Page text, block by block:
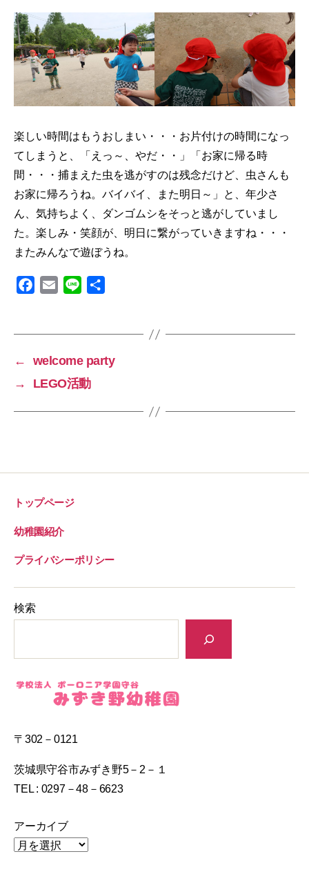
楽しい時間はもうおしまい・・・お片付けの時間になっ
てしまうと、「えっ～、やだ・・」「お家に帰る時
間・・・捕まえた虫を逃がすのは残念だけど、虫さんも
お家に帰ろうね。バイバイ、また明日～」と、年少さ
ん、気持ちよく、ダンゴムシをそっと逃がしていまし
た。楽しみ・笑顔が、明日に繋がっていきますね・・・
またみんなで遊ぼうね。
e
b
k
i
l
e
←
welcome party
→
LEGO活動
トップページ
幼稚園紹介
プライバシーポリシー
検索
〒302－0121
茨城県守谷市みずき野5－2－１
TEL : 0297－48－6623
アーカイブ